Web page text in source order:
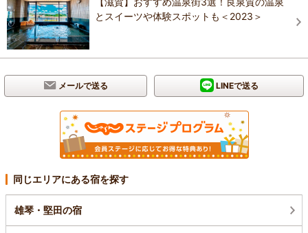
とスイーツや体験スポットも＜2023＞
メールで送る LINEで送る
同じエリアにある宿を探す
雄琴・堅田の宿